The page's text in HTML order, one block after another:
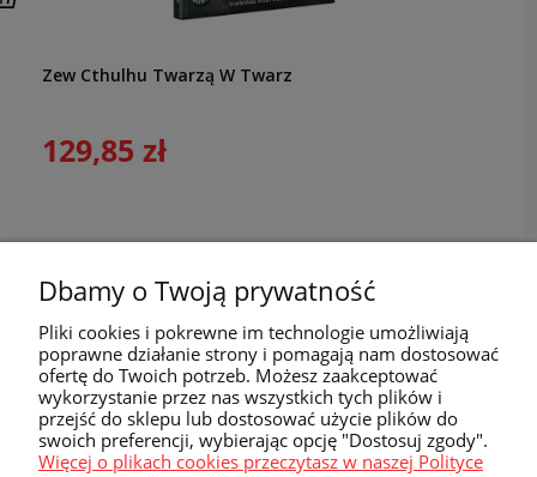
Zew Cthulhu Twarzą W Twarz
129,85 zł
Dbamy o Twoją prywatność
Pliki cookies i pokrewne im technologie umożliwiają
poprawne działanie strony i pomagają nam dostosować
ofertę do Twoich potrzeb. Możesz zaakceptować
wykorzystanie przez nas wszystkich tych plików i
przejść do sklepu lub dostosować użycie plików do
swoich preferencji, wybierając opcję "Dostosuj zgody".
Więcej o plikach cookies przeczytasz w naszej Polityce